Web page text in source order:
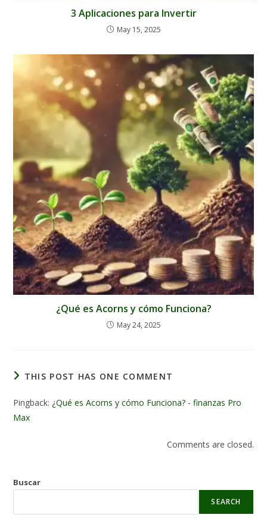
3 Aplicaciones para Invertir
May 15, 2025
¿Qué es Acorns y cómo Funciona?
May 24, 2025
THIS POST HAS ONE COMMENT
Pingback: ¿Qué es Acorns y cómo Funciona? - finanzas Pro
Max
Comments are closed.
Buscar
SEARCH